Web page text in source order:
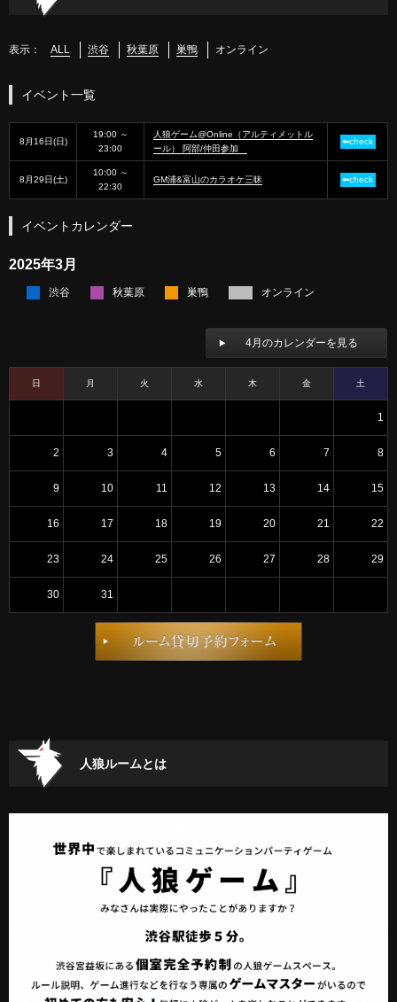
表示： ALL 渋谷 秋葉原 巣鴨 オンライン
イベント一覧
8月16日(日)
19:00 ～
23:00
人狼ゲーム@Online（アルティメットル
ール） 阿部/仲田参加
⬅check
8月29日(土)
10:00 ～
22:30
GM浦&富山のカラオケ三昧 ⬅check
イベントカレンダー
2025年3月
渋谷 秋葉原 巣鴨 オンライン
4月のカレンダーを見る
日 月 火 水 木 金 土
1
2 3 4 5 6 7 8
9 10 11 12 13 14 15
16 17 18 19 20 21 22
23 24 25 26 27 28 29
30 31
人狼ルームとは